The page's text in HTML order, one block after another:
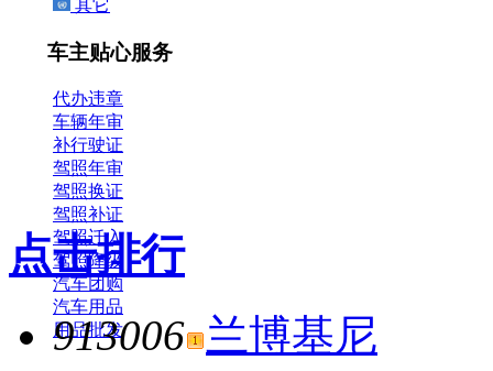
其它
车主贴心服务
代办违章
车辆年审
补行驶证
驾照年审
驾照换证
驾照补证
驾照迁入
驾照降级
汽车团购
汽车用品
用品批发
点击排行
913006 兰博基尼